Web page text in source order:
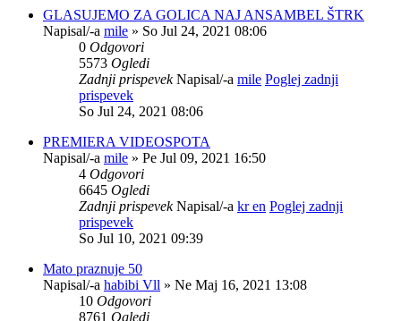
GLASUJEMO ZA GOLICA NAJ ANSAMBEL ŠTRK
Napisal/-a mile » So Jul 24, 2021 08:06
0 Odgovori
5573 Ogledi
Zadnji prispevekNapisal/-a mile Poglej zadnji
prispevek
So Jul 24, 2021 08:06
PREMIERA VIDEOSPOTA
Napisal/-a mile » Pe Jul 09, 2021 16:50
4 Odgovori
6645 Ogledi
Zadnji prispevekNapisal/-a kr en Poglej zadnji
prispevek
So Jul 10, 2021 09:39
Mato praznuje 50
Napisal/-a habibi Vll » Ne Maj 16, 2021 13:08
10 Odgovori
8761 Ogledi